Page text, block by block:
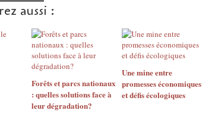
aussi :
Forêts et parcs nationaux
: quelles solutions face à
leur dégradation?
Une mine entre
promesses économiques
et défis écologiques